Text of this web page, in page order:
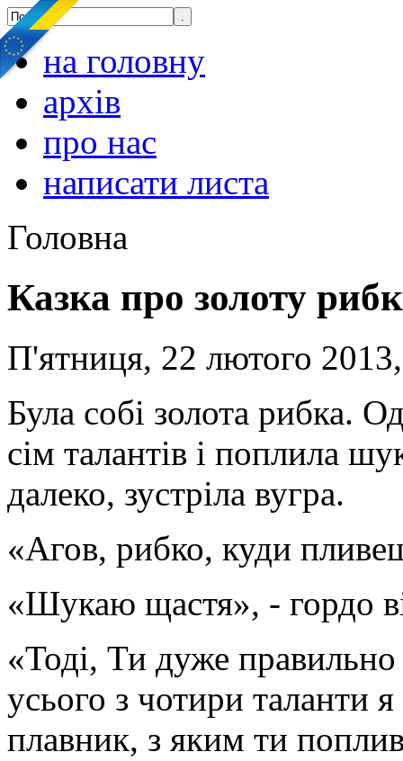
на головну
архів
про нас
написати листа
Головна
Казка про золоту
П'ятниця, 22 лютого
Була собі золота рибка.
сім талантів і поплила
далеко, зустріла вугра.
«Агов, рибко, куди
«Шукаю щастя», - гордо
«Тоді, Ти дуже
усього з чотири таланти
плавник, з яким ти